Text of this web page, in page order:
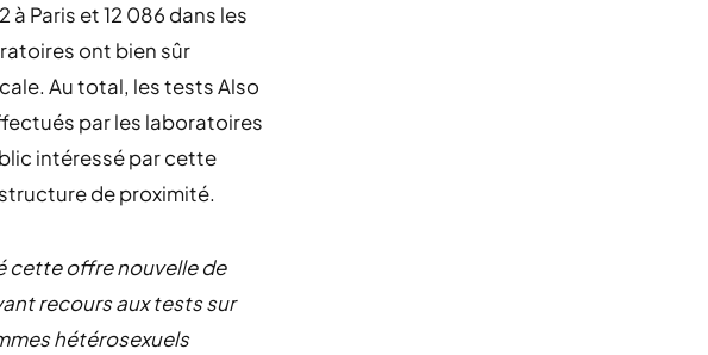
Paris et 12 086 dans les
ont bien sûr
Au total, les tests Also
par les laboratoires
intéressé par cette
de proximité.
cette offre nouvelle de
recours aux tests sur
hétérosexuels